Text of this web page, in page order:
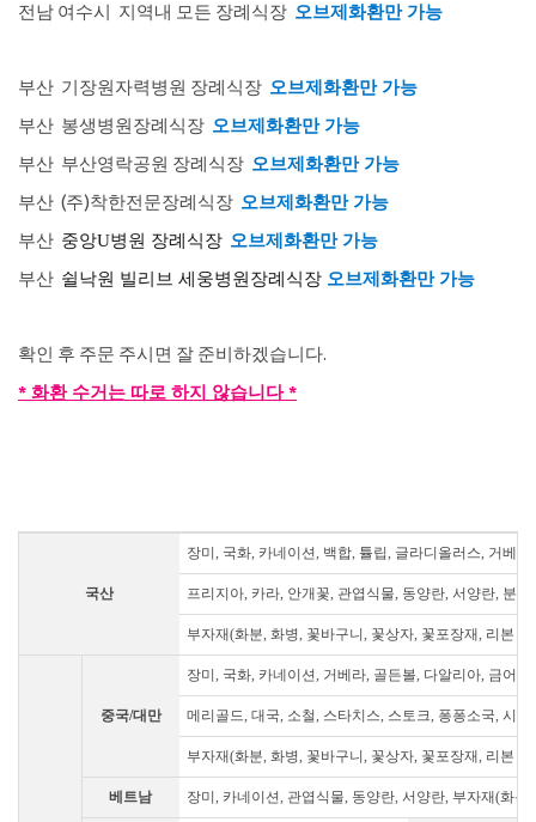
전남 여수시 지역내 모든 장례식장 오브제화환만 가능
부산 기장원자력병원 장례식장 오브제화환만 가능
부산 봉생병원장례식장 오브제화환만 가능
부산 부산영락공원 장례식장 오브제화환만 가능
부산 (주)착한전문장례식장 오브제화환만 가능
부산 중앙U병원 장례식장 오브제화환만 가능
부산 쉴낙원 빌리브 세웅병원장례식장 오브제화환만 가능
확인 후 주문 주시면 잘 준비하겠습니다.
* 화환 수거는 따로 하지 않습니다 *
국산
장미, 국화, 카네이션, 백합, 튤립, 글라디올러스, 거베라
프리지아, 카라, 안개꽃, 관엽식물, 동양란, 서양란, 분재
부자재(화분, 화병, 꽃바구니, 꽃상자, 꽃포장재, 리본 등)
중국/대만
장미, 국화, 카네이션, 거베라, 골든볼, 다알리아, 금어
메리골드, 대국, 소철, 스타치스, 스토크, 퐁퐁소국, 시
부자재(화분, 화병, 꽃바구니, 꽃상자, 꽃포장재, 리본 등)
베트남 장미, 카네이션, 관엽식물, 동양란, 서양란, 부자재(화